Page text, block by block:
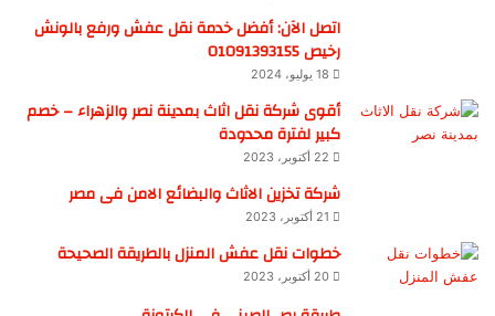
اتصل الآن: أفضل خدمة نقل عفش ورفع بالونش
رخيص 01091393155
18 يوليو، 2024
أقوى شركة نقل اثاث بمدينة نصر والزهراء – خصم
كبير لفترة محدودة
22 أكتوبر، 2023
شركة تخزين الاثاث والبضائع الامن فى مصر
21 أكتوبر، 2023
خطوات نقل عفش المنزل بالطريقة الصحيحة
20 أكتوبر، 2023